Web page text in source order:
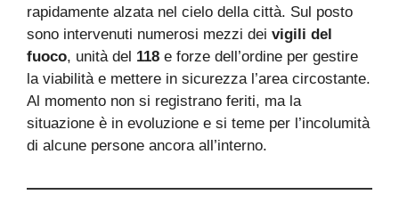
rapidamente alzata nel cielo della città. Sul posto
sono intervenuti numerosi mezzi dei vigili del
fuoco, unità del 118 e forze dell’ordine per gestire
la viabilità e mettere in sicurezza l’area circostante.
Al momento non si registrano feriti, ma la
situazione è in evoluzione e si teme per l’incolumità
di alcune persone ancora all’interno.